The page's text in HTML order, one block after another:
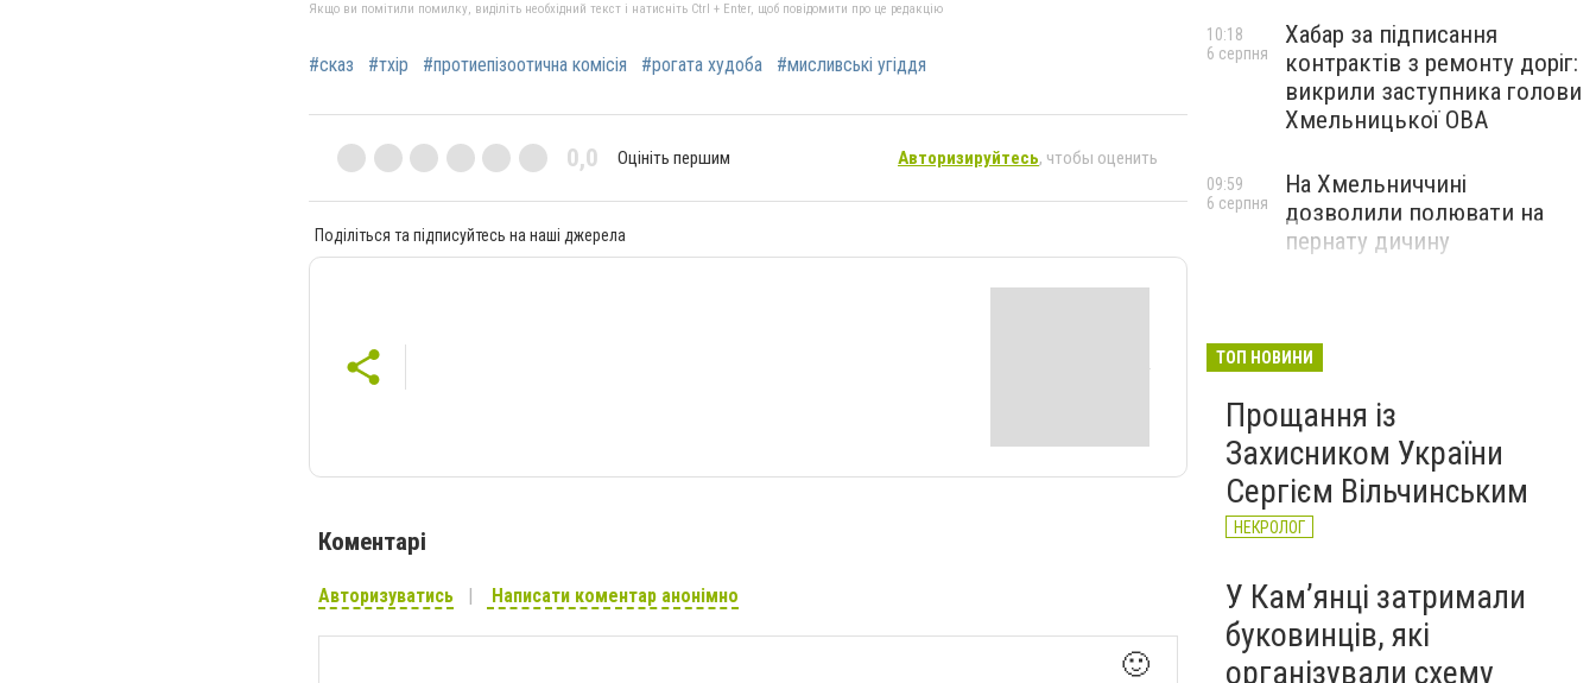
Якщо ви помітили помилку, виділіть необхідний текст і натисніть Ctrl + Enter, щоб повідомити про це редакцію
#сказ #тхір #протиепізоотична комісія #рогата худоба #мисливські угіддя
0,0 Оцініть першим Авторизируйтесь, чтобы оценить
Поділіться та підписуйтесь на наші джерела
Коментарі
Авторизуватись Написати коментар анонімно
🙂
Хабар за підписання
контрактів з ремонту доріг:
викрили заступника голови
Хмельницької ОВА
10:18
6 серпня
На Хмельниччині
дозволили полювати на
пернату дичину
09:59
6 серпня
ТОП НОВИНИ
Прощання із
Захисником України
Сергієм Вільчинським
НЕКРОЛОГ
У Кам’янці затримали
буковинців, які
організували схему